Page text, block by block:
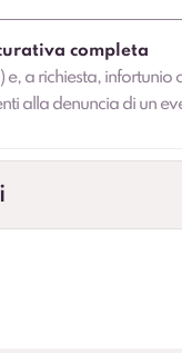
completa
e, a richiesta,
alla denuncia di un